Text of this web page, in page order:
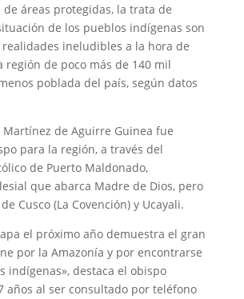
áreas protegidas, la trata de
de los pueblos indígenas son
ineludibles a la hora de
región de poco más de 140 mil
poblada del país, según datos
Martínez de Aguirre Guinea fue
para la región, a través del
de Puerto Maldonado,
que abarca Madre de Dios, pero
Cusco (La Covención) y Ucayali.
el próximo año demuestra el gran
por la Amazonía y por encontrarse
indígenas», destaca el obispo
años al ser consultado por teléfono